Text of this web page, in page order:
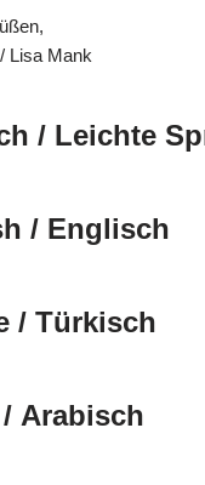
Lisa Mank
/ Leichte
/ Englisch
Türkisch
🇸🇦 العربية / Arabisch